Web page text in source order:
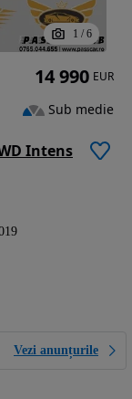
1 / 6
Intens
Vezi anunțurile
14 990 EUR
Sub medie